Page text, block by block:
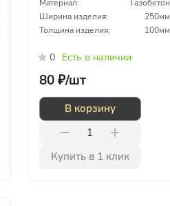
Материал:
Газобетон
Ширина изделия:
250мм
Толщина изделия:
100мм
0 Есть в наличии
80 ₽/шт
В корзину
Купить в 1 клик